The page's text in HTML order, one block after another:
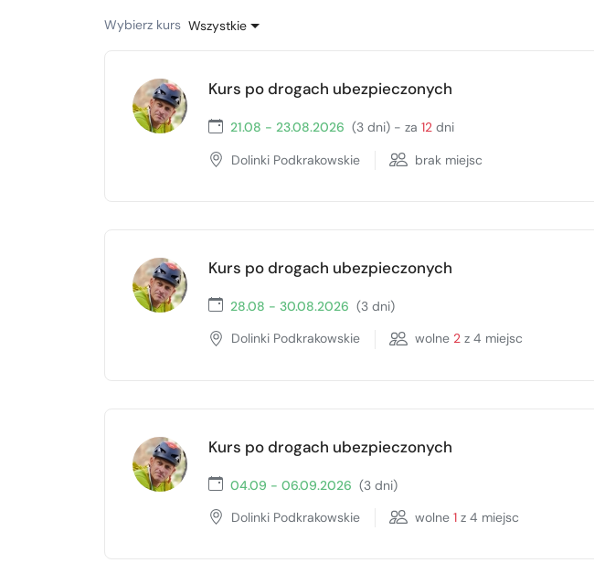
Wybierz kurs Wszystkie
Kurs po drogach ubezpieczonych
21.08 - 23.08.2026 (3 dni) - za 12 dni
Dolinki Podkrakowskie
brak miejsc
Kurs po drogach ubezpieczonych
28.08 - 30.08.2026 (3 dni)
Dolinki Podkrakowskie
wolne 2 z 4 miejsc
Kurs po drogach ubezpieczonych
04.09 - 06.09.2026 (3 dni)
Dolinki Podkrakowskie
wolne 1 z 4 miejsc